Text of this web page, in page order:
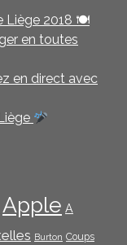
Liège 2018 🍽
en toutes
en direct avec
Apple A
Burton Coups